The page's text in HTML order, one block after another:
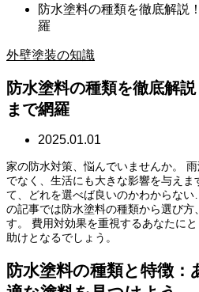
防水塗料の種類を徹底解説
羅
外壁塗装の知識
防水塗料の種類を徹底解
まで網羅
2025.01.01
家の防水対策、悩んでいませんか。
でなく、生活にも大きな影響を与えま
て、どれを選べば良いのかわからな
の記事では防水塗料の種類から選び方
す。 費用対効果を重視するあなたに
助けとなるでしょう。
防水塗料の種類と特徴